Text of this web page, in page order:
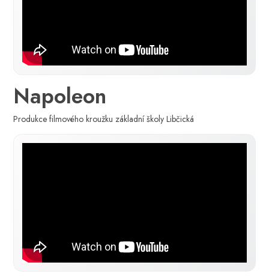
Napoleon
Produkce filmového kroužku základní školy Libčická